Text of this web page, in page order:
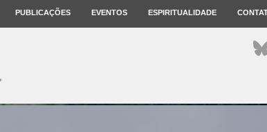
PUBLICAÇÕES EVENTOS ESPIRITUALIDADE